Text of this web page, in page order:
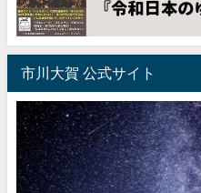
市川大賀 公式サイト